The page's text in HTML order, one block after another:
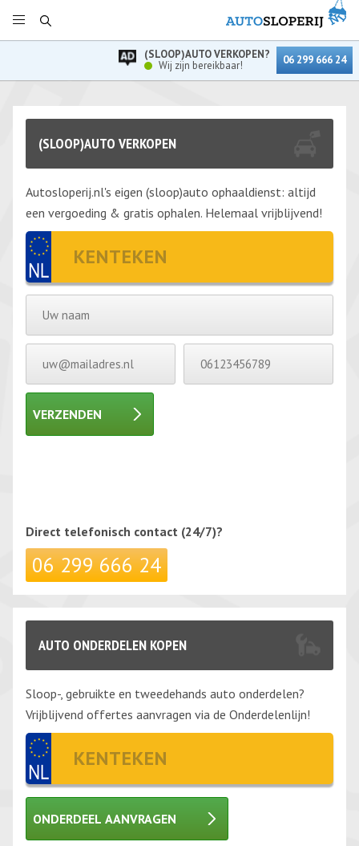
(SLOOP)AUTO VERKOPEN?
Wij zijn bereikbaar!
06 299 666 24
(SLOOP)AUTO VERKOPEN
Autosloperij.nl's eigen (sloop)auto ophaaldienst: altijd
een vergoeding & gratis ophalen. Helemaal vrijblijvend!
VERZENDEN
Direct telefonisch contact (24/7)?
06 299 666 24
AUTO ONDERDELEN KOPEN
Sloop-, gebruikte en tweedehands auto onderdelen?
Vrijblijvend offertes aanvragen via de Onderdelenlijn!
ONDERDEEL AANVRAGEN